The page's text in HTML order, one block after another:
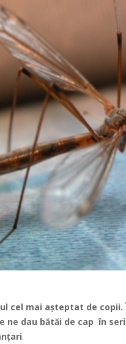
cel mai așteptat de
ne dau bătăi de cap în
.